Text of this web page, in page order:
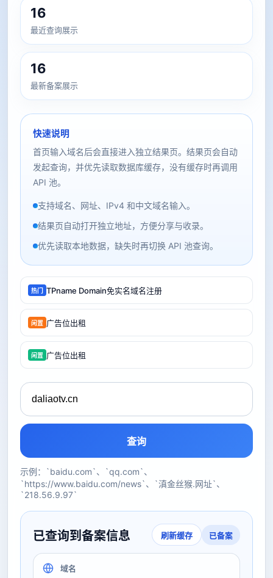
16
最近查询展示
16
最新备案展示
快速说明
首页输入域名后会直接进入独立结果页。结果页会自动
发起查询，并优先读取数据库缓存，没有缓存时再调用
API 池。
支持域名、网址、IPv4 和中文域名输入。
结果页自动打开独立地址，方便分享与收录。
优先读取本地数据，缺失时再切换 API 池查询。
热门 TPname Domain免实名域名注册
闲置 广告位出租
闲置 广告位出租
查询
示例：`baidu.com`、`qq.com`、
`https://www.baidu.com/news`、`滇金丝猴.网址`、
`218.56.9.97`
已查询到备案信息 刷新缓存 已备案
域名